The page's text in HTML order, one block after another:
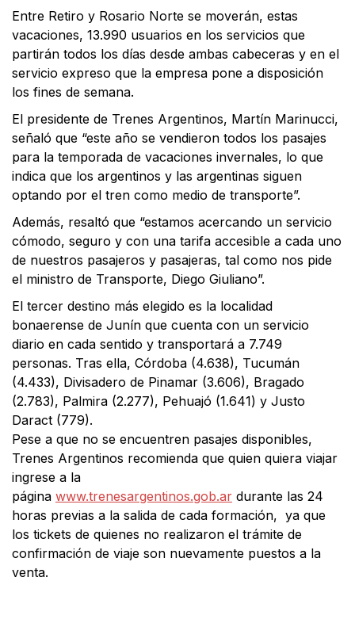
Entre Retiro y Rosario Norte se moverán, estas
vacaciones, 13.990 usuarios en los servicios que
partirán todos los días desde ambas cabeceras y en el
servicio expreso que la empresa pone a disposición
los fines de semana.
El presidente de Trenes Argentinos, Martín Marinucci,
señaló que “este año se vendieron todos los pasajes
para la temporada de vacaciones invernales, lo que
indica que los argentinos y las argentinas siguen
optando por el tren como medio de transporte”.
Además, resaltó que “estamos acercando un servicio
cómodo, seguro y con una tarifa accesible a cada uno
de nuestros pasajeros y pasajeras, tal como nos pide
el ministro de Transporte, Diego Giuliano”.
El tercer destino más elegido es la localidad
bonaerense de Junín que cuenta con un servicio
diario en cada sentido y transportará a 7.749
personas. Tras ella, Córdoba (4.638), Tucumán
(4.433), Divisadero de Pinamar (3.606), Bragado
(2.783), Palmira (2.277), Pehuajó (1.641) y Justo
Daract (779).
Pese a que no se encuentren pasajes disponibles,
Trenes Argentinos recomienda que quien quiera viajar
ingrese a la
página www.trenesargentinos.gob.ar durante las 24
horas previas a la salida de cada formación, ya que
los tickets de quienes no realizaron el trámite de
confirmación de viaje son nuevamente puestos a la
venta.